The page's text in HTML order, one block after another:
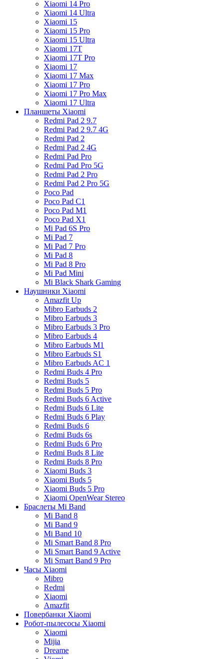
Xiaomi 14 Pro
Xiaomi 14 Ultra
Xiaomi 15
Xiaomi 15 Pro
Xiaomi 15 Ultra
Xiaomi 17T
Xiaomi 17T Pro
Xiaomi 17
Xiaomi 17 Max
Xiaomi 17 Pro
Xiaomi 17 Pro Max
Xiaomi 17 Ultra
Планшеты Xiaomi
Redmi Pad 2 9.7
Redmi Pad 2 9.7 4G
Redmi Pad 2
Redmi Pad 2 4G
Redmi Pad Pro
Redmi Pad Pro 5G
Redmi Pad 2 Pro
Redmi Pad 2 Pro 5G
Poco Pad
Poco Pad C1
Poco Pad M1
Poco Pad X1
Mi Pad 6S Pro
Mi Pad 7
Mi Pad 7 Pro
Mi Pad 8
Mi Pad 8 Pro
Mi Pad Mini
Mi Black Shark Gaming
Наушники Xiaomi
Amazfit Up
Mibro Earbuds 2
Mibro Earbuds 3
Mibro Earbuds 3 Pro
Mibro Earbuds 4
Mibro Earbuds M1
Mibro Earbuds S1
Mibro Earbuds AC 1
Redmi Buds 4 Pro
Redmi Buds 5
Redmi Buds 5 Pro
Redmi Buds 6 Active
Redmi Buds 6 Lite
Redmi Buds 6 Play
Redmi Buds 6
Redmi Buds 6s
Redmi Buds 6 Pro
Redmi Buds 8 Lite
Redmi Buds 8 Pro
Xiaomi Buds 3
Xiaomi Buds 5
Xiaomi Buds 5 Pro
Xiaomi OpenWear Stereo
Браслеты Mi Band
Mi Band 8
Mi Band 9
Mi Band 10
Mi Smart Band 8 Pro
Mi Smart Band 9 Active
Mi Smart Band 9 Pro
Часы Xiaomi
Mibro
Redmi
Xiaomi
Amazfit
Повербанки Xiaomi
Робот-пылесосы Xiaomi
Xiaomi
Mijia
Dreame